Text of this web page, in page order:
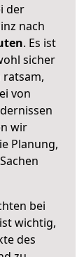
der
nach
. Es ist
sicher
ratsam,
von
wir
Planung,
bei
wichtig,
des